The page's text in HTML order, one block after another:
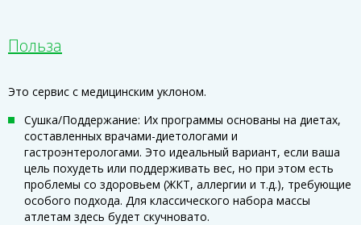
Польза
Это сервис с медицинским уклоном.
Сушка/Поддержание: Их программы основаны на диетах,
составленных врачами-диетологами и
гастроэнтерологами. Это идеальный вариант, если ваша
цель похудеть или поддерживать вес, но при этом есть
проблемы со здоровьем (ЖКТ, аллергии и т.д.), требующие
особого подхода. Для классического набора массы
атлетам здесь будет скучновато.